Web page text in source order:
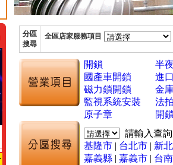
分區
搜尋
全區店家服務項目
開鎖 半
國產車開鎖
進
磁力鎖開鎖
金
監視系統安裝
法
原子章
開
請輸入查
基隆市 | 台北市 | 新
嘉義縣 | 嘉義市 | 台